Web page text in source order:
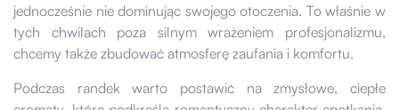
jednocześnie nie dominując swojego otoczenia. To właśnie w
tych chwilach poza silnym wrażeniem profesjonalizmu,
chcemy także zbudować atmosferę zaufania i komfortu.
Podczas randek warto postawić na zmysłowe, ciepłe